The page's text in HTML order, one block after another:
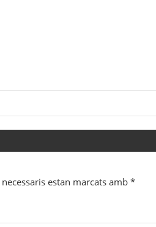
necessaris estan marcats amb *